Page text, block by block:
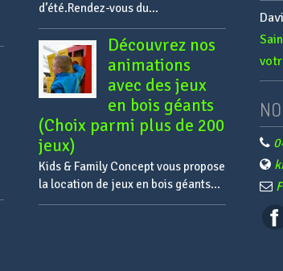
d’été.Rendez-vous du...
Découvrez nos
animations
avec des jeux
en bois géants
(Choix parmi plus de 200
jeux)
Kids & Family Concept vous propose
la location de jeux en bois géants...